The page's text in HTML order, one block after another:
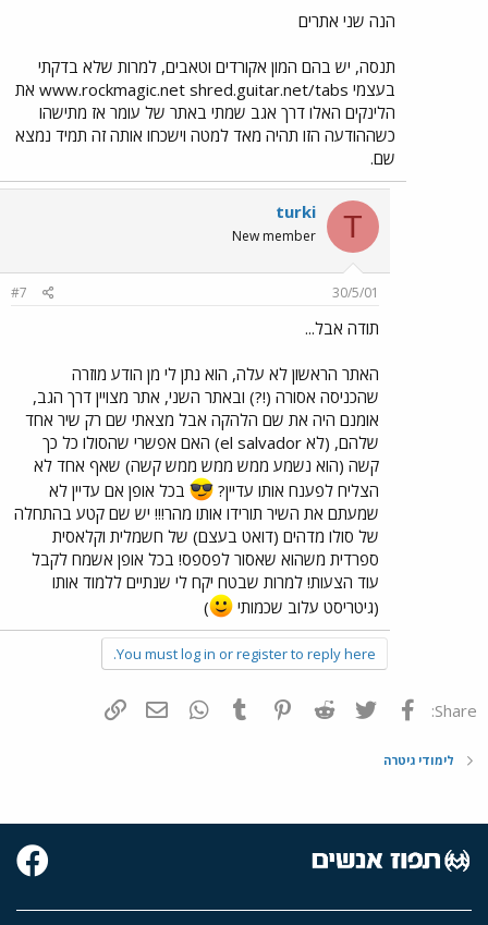
הנה שני אתרים
תנסה, יש בהם המון אקורדים וטאבים, למרות שלא בדקתי
בעצמי www.rockmagic.net shred.guitar.net/tabs את
הלינקים האלו דרך אגב שמתי באתר של עומר אז מתישהו
כשההודעה הזו תהיה מאד למטה וישכחו אותה זה תמיד נמצא
שם.
T
turki
New member
30/5/01
#7
תודה אבל...
האתר הראשון לא עלה, הוא נתן לי מן הודע מוזרה
שהכניסה אסורה (!?) ובאתר השני, אתר מצויין דרך הגב,
אומנם היה את שם הלהקה אבל מצאתי שם רק שיר אחד
שלהם, (לא el salvador) האם אפשרי שהסולו כל כך
קשה (הוא נשמע ממש ממש ממש קשה) שאף אחד לא
הצליח לפענח אותו עדיין?
בכל אופן אם עדיין לא
שמעתם את השיר תורידו אותו מהר!!! יש שם קטע בהתחלה
של סולו מדהים (דואט בעצם) של חשמלית וקלאסית
ספרדית משהוא שאסור לפספס! בכל אופן אשמח לקבל
עוד הצעות! למרות שבטח יקח לי שנתיים ללמוד אותו
(גיטריסט עלוב שכמותי
)
You must log in or register to reply here.
Share: פייסבוק Twitter
Reddit
Pinterest
Tumblr
WhatsAppדואר אלקטרוני
לימודי גיטרה